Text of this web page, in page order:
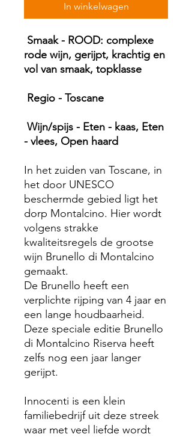
In winkelwagen
Smaak - ROOD: complexe
rode wijn, gerijpt, krachtig en
vol van smaak, topklasse
Regio - Toscane
Wijn/spijs - Eten - kaas, Eten
- vlees, Open haard
In het zuiden van Toscane, in
het door UNESCO
beschermde gebied ligt het
dorp Montalcino. Hier wordt
volgens strakke
kwaliteitsregels de grootse
wijn Brunello di Montalcino
gemaakt.
De Brunello heeft een
verplichte rijping van 4 jaar en
een lange houdbaarheid.
Deze speciale editie Brunello
di Montalcino Riserva heeft
zelfs nog een jaar langer
gerijpt.
Innocenti is een klein
familiebedrijf uit deze streek
waar met veel liefde wordt